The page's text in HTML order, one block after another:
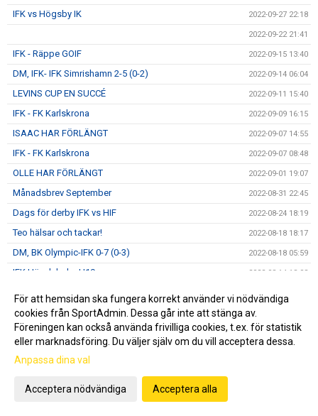
IFK vs Högsby IK 2022-09-27 22:18
2022-09-22 21:41
IFK - Räppe GOIF 2022-09-15 13:40
DM, IFK- IFK Simrishamn 2-5 (0-2) 2022-09-14 06:04
LEVINS CUP EN SUCCÉ 2022-09-11 15:40
IFK - FK Karlskrona 2022-09-09 16:15
ISAAC HAR FÖRLÄNGT 2022-09-07 14:55
IFK - FK Karlskrona 2022-09-07 08:48
OLLE HAR FÖRLÄNGT 2022-09-01 19:07
Månadsbrev September 2022-08-31 22:45
Dags för derby IFK vs HIF 2022-08-24 18:19
Teo hälsar och tackar! 2022-08-18 18:17
DM, BK Olympic-IFK 0-7 (0-3) 2022-08-18 05:59
IFK Hässleholm U19 2022-08-14 18:08
2022-08-11 10:35
Ännu en 05a i A-truppen 2022-08-07 14:48
Månadsbrev Augusti 2022-08-02 11:02
Åttondelen Gothia Cup
För att hemsidan ska fungera korrekt använder vi nödvändiga
cookies från SportAdmin. Dessa går inte att stänga av.
Föreningen kan också använda frivilliga cookies, t.ex. för statistik
eller marknadsföring. Du väljer själv om du vill acceptera dessa.
Anpassa dina val
Acceptera nödvändiga Acceptera alla